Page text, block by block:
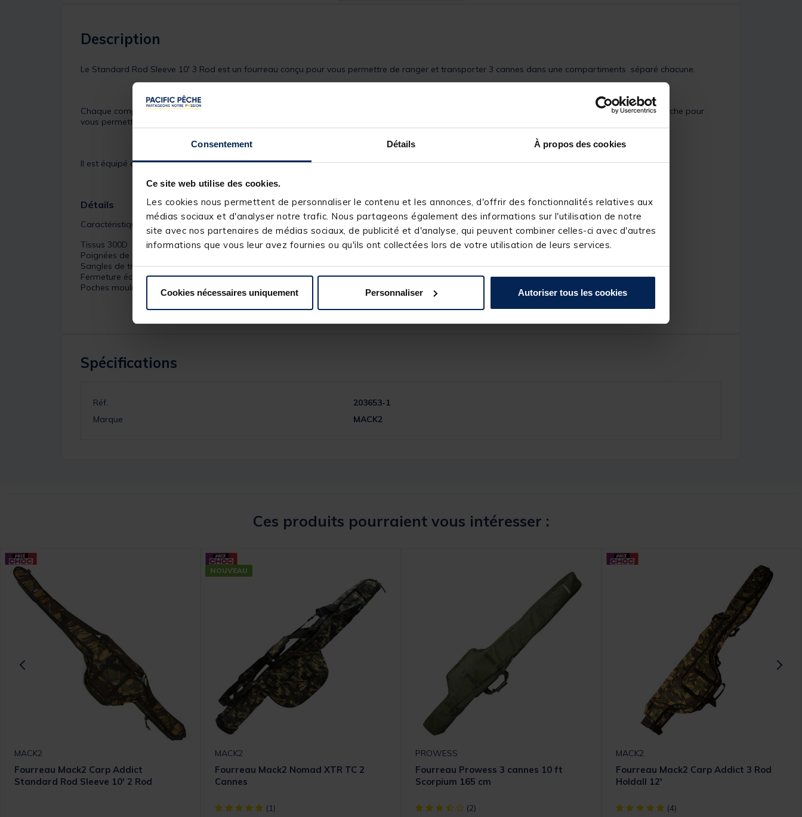
Consentement Détails À propos des cookies
Ce site web utilise des cookies.
Les cookies nous permettent de personnaliser le contenu et les annonces, d'offrir des fonctionnalités relatives aux
médias sociaux et d'analyser notre trafic. Nous partageons également des informations sur l'utilisation de notre
site avec nos partenaires de médias sociaux, de publicité et d'analyse, qui peuvent combiner celles-ci avec d'autres
informations que vous leur avez fournies ou qu'ils ont collectées lors de votre utilisation de leurs services.
Cookies nécessaires uniquement Personnaliser Autoriser tous les cookies
Description
Le Standard Rod Sleeve 10' 3 Rod est un fourreau conçu pour vous permettre de ranger et transporter 3 cannes dans une compartiments séparé chacune.
Chaque compartiment dispose de scratch pour bien stabiliser la canne à l'intérieur, et sur le coté du fourreau vous retrouvé un emplacement une attache pour
vous permettre de mettre une épuisette.
Il est équipé de poignées et d'un sangle de transport.
Détails
Caractéristiques:
Tissus 300D
Poignées de transport
Sangles de transport
Fermeture éclair renforcées
Poches moulinets large
Spécifications
Réf.
203653-1
Marque
MACK2
Ces produits pourraient vous intéresser :
MACK2
Fourreau Mack2 Carp Addict
Standard Rod Sleeve 10' 2 Rod
NOUVEAU
MACK2
Fourreau Mack2 Nomad XTR TC 2
Cannes
[object Object] out of 5 Customer Rating
(1)
PROWESS
Fourreau Prowess 3 cannes 10 ft
Scorpium 165 cm
[object Object] out of 5 Customer Rating
(2)
MACK2
Fourreau Mack2 Carp Addict 3 Rod
Holdall 12'
[object Object] out of 5 Customer Rating
(4)